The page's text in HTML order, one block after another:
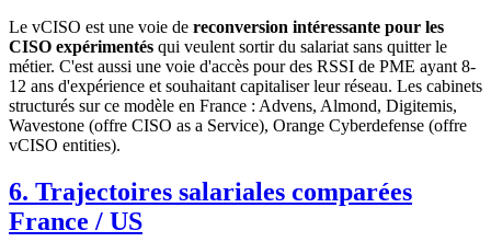
Le vCISO est une voie de reconversion intéressante pour les
CISO expérimentés qui veulent sortir du salariat sans quitter le
métier. C'est aussi une voie d'accès pour des RSSI de PME ayant 8-
12 ans d'expérience et souhaitant capitaliser leur réseau. Les cabinets
structurés sur ce modèle en France : Advens, Almond, Digitemis,
Wavestone (offre CISO as a Service), Orange Cyberdefense (offre
vCISO entities).
6. Trajectoires salariales comparées
France / US